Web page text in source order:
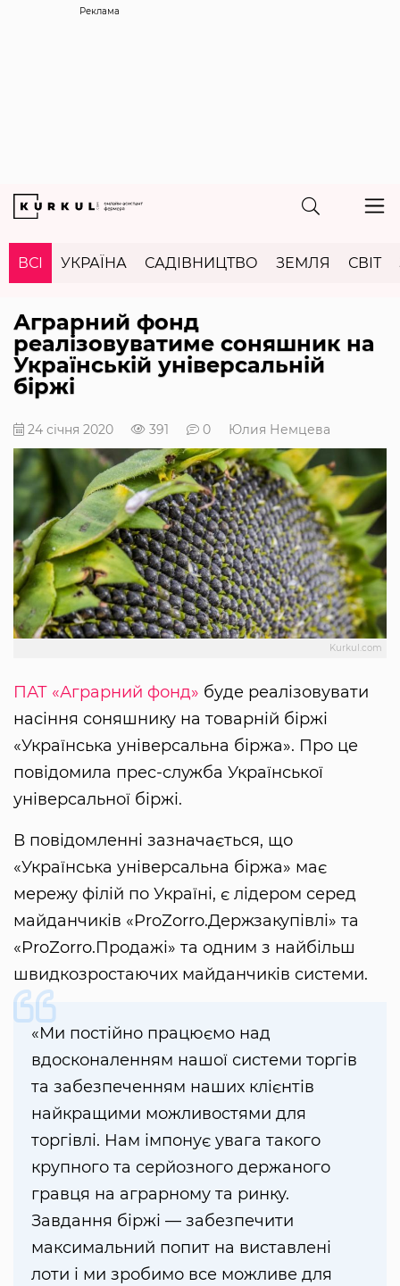
Реклама
ВСІ УКРАЇНА САДІВНИЦТВО ЗЕМЛЯ СВІТ
Аграрний фонд
реалізовуватиме соняшник на
Українській універсальній
біржі
24 січня 2020 391 0 Юлия Немцева
Kurkul.com
ПАТ «Аграрний фонд» буде реалізовувати
насіння соняшнику на товарній біржі
«Українська універсальна біржа». Про це
повідомила прес-служба Української
універсальної біржі.
В повідомленні зазначається, що
«Українська універсальна біржа» має
мережу філій по Україні, є лідером серед
майданчиків «ProZorro.Держзакупівлі» та
«ProZorro.Продажі» та одним з найбільш
швидкозростаючих майданчиків системи.
«Ми постійно працюємо над
вдосконаленням нашої системи торгів
та забезпеченням наших клієнтів
найкращими можливостями для
торгівлі. Нам імпонує увага такого
крупного та серйозного держаного
гравця на аграрному та ринку.
Завдання біржі — забезпечити
максимальний попит на виставлені
лоти і ми зробимо все можливе для